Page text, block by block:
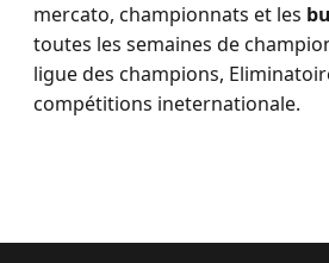
mercato, championnats et les
toutes les semaines de
ligue des champions,
compétitions ineternationale.